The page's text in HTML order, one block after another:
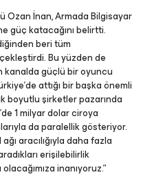
Ozan İnan, Armada Bilgisayar
güç katacağını belirtti.
beri tüm
Bu yüzden de
kanalda güçlü bir oyuncu
attığı bir başka önemli
boyutlu şirketler pazarında
1 milyar dolar ciroya
da paralellik gösteriyor.
aracılığıyla daha fazla
erişilebilirlik
inanıyoruz.”